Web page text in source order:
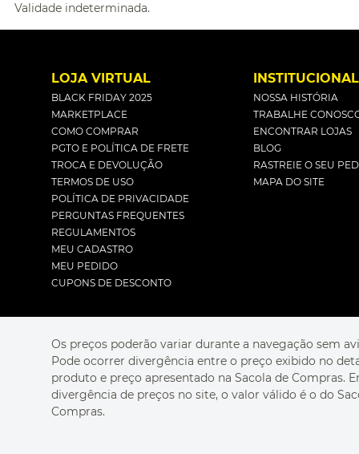
Validade indeterminada.
LOJA VIRTUAL
BLACK FRIDAY 2025
MARKETPLACE
COMO COMPRAR
PGTO E POLÍTICA DE FRETE
TROCA E DEVOLUÇÃO
TERMOS DE USO
POLÍTICA DE PRIVACIDADE
PERGUNTAS FREQUENTES
REGULAMENTOS
MEU CADASTRO
MEU PEDIDO
CUPONS DE DESCONTO
INSTITUCIONAL
NOSSA HISTÓRIA
TRABALHE
ENCONTRAR LOJAS
BLOG
RASTREIE O SEU
MAPA DO SITE
Os preços poderão variar durante a navegação sem
Pode ocorrer divergência entre o preço exibido no
produto e preço apresentado na Sacola de Compras.
divergência de preços no site, o valor válido é o do
Compras.